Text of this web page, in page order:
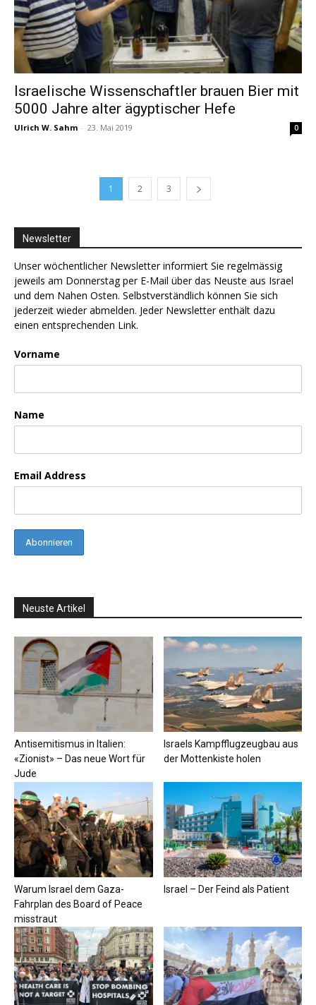
Israelische Wissenschaftler brauen Bier mit
5000 Jahre alter ägyptischer Hefe
Ulrich W. Sahm - 23. Mai 2019 0
1 2 3
Newsletter
Unser wöchentlicher Newsletter informiert Sie regelmässig
jeweils am Donnerstag per E-Mail über das Neuste aus Israel
und dem Nahen Osten. Selbstverständlich können Sie sich
jederzeit wieder abmelden. Jeder Newsletter enthält dazu
einen entsprechenden Link.
Vorname
Name
Email Address
Neuste Artikel
Antisemitismus in Italien:
«Zionist» – Das neue Wort für
Jude
Israels Kampfflugzeugbau aus
der Mottenkiste holen
Warum Israel dem Gaza-
Fahrplan des Board of Peace
misstraut
Israel – Der Feind als Patient